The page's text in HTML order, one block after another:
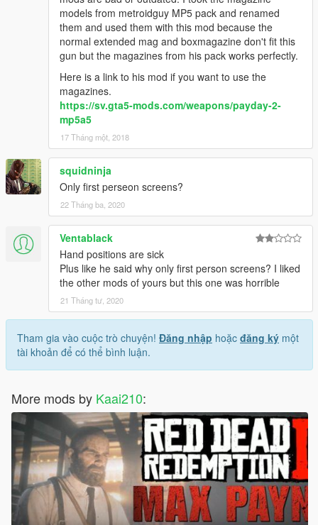
models from metroidguy MP5 pack and renamed
them and used them with this mod because the
normal extended mag and boxmagazine don't fit this
gun but the magazines from his pack works perfectly.
Here is a link to his mod if you want to use the
magazines.
https://sv.gta5-mods.com/weapons/payday-2-
mp5a5
17 Tháng một, 2018
squidninja
Only first perseon screens?
22 Tháng ba, 2020
Ventablack
Hand positions are sick
Plus like he said why only first person screens? I liked
the other mods of yours but this one was horrible
21 Tháng tư, 2020
Tham gia vào cuộc trò chuyện! Đăng nhập hoặc đăng ký một
tài khoản để có thể bình luận.
More mods by Kaai210: